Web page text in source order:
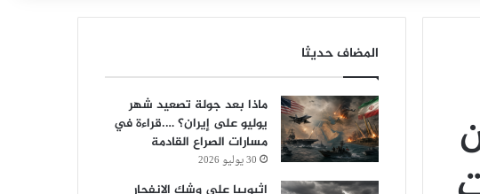
المضاف حديثا
ماذا بعد جولة تصعيد شهر
يوليو على إيران؟ ….قراءة في
مسارات الصراع القادمة
30 يوليو 2026